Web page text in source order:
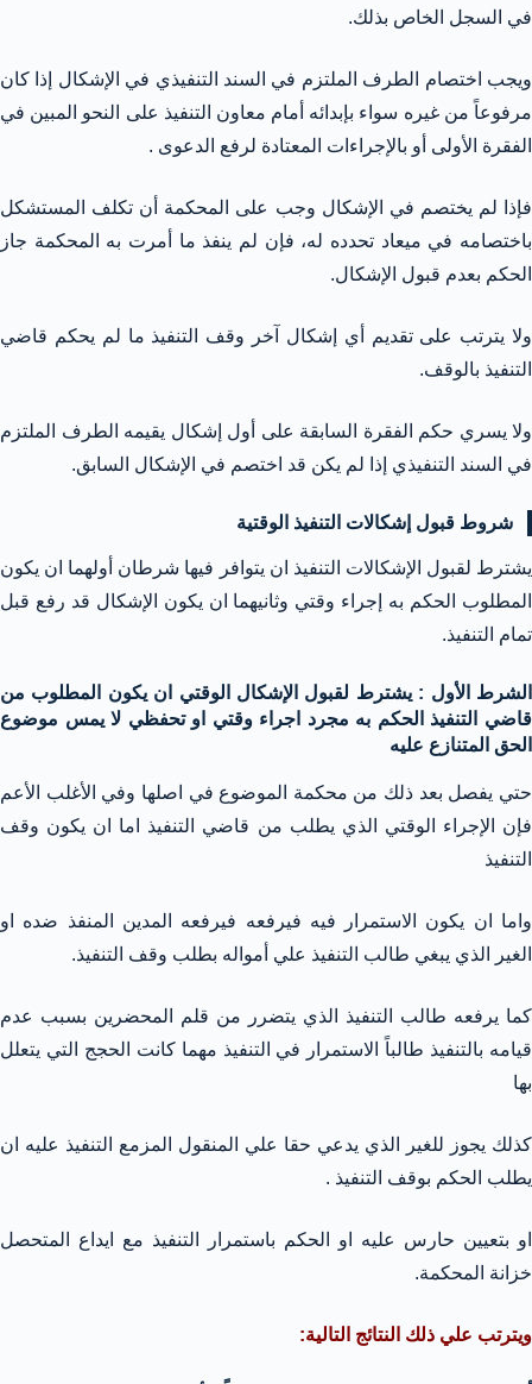
في السجل الخاص بذلك.
ويجب اختصام الطرف الملتزم في السند التنفيذي في الإشكال إذا كان
مرفوعاً من غيره سواء بإبدائه أمام معاون التنفيذ على النحو المبين في
الفقرة الأولى أو بالإجراءات المعتادة لرفع الدعوى .
فإذا لم يختصم في الإشكال وجب على المحكمة أن تكلف المستشكل
باختصامه في ميعاد تحدده له، فإن لم ينفذ ما أمرت به المحكمة جاز
الحكم بعدم قبول الإشكال.
ولا يترتب على تقديم أي إشكال آخر وقف التنفيذ ما لم يحكم قاضي
التنفيذ بالوقف.
ولا يسري حكم الفقرة السابقة على أول إشكال يقيمه الطرف الملتزم
في السند التنفيذي إذا لم يكن قد اختصم في الإشكال السابق.
شروط قبول إشكالات التنفيذ الوقتية
يشترط لقبول الإشكالات التنفيذ ان يتوافر فيها شرطان أولهما ان يكون
المطلوب الحكم به إجراء وقتي وثانيهما ان يكون الإشكال قد رفع قبل
تمام التنفيذ.
الشرط الأول : يشترط لقبول الإشكال الوقتي ان يكون المطلوب من
قاضي التنفيذ الحكم به مجرد اجراء وقتي او تحفظي لا يمس موضوع
الحق المتنازع عليه
حتي يفصل بعد ذلك من محكمة الموضوع في اصلها وفي الأغلب الأعم
فإن الإجراء الوقتي الذي يطلب من قاضي التنفيذ اما ان يكون وقف
التنفيذ
واما ان يكون الاستمرار فيه فيرفعه فيرفعه المدين المنفذ ضده او
الغير الذي يبغي طالب التنفيذ علي أمواله بطلب وقف التنفيذ.
كما يرفعه طالب التنفيذ الذي يتضرر من قلم المحضرين بسبب عدم
قيامه بالتنفيذ طالباً الاستمرار في التنفيذ مهما كانت الحجج التي يتعلل
بها
كذلك يجوز للغير الذي يدعي حقا علي المنقول المزمع التنفيذ عليه ان
يطلب الحكم بوقف التنفيذ .
او بتعيين حارس عليه او الحكم باستمرار التنفيذ مع ايداع المتحصل
خزانة المحكمة.
ويترتب علي ذلك النتائج التالية: